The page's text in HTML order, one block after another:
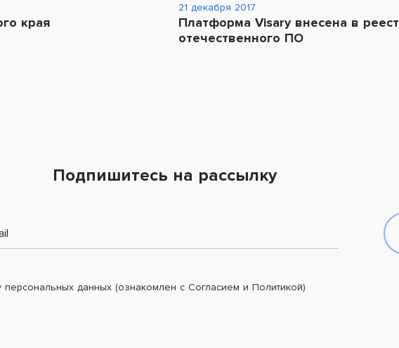
края
21 декабря 2017
Платформа Visary внесена в
отечественного ПО
Подпишитесь на рассылку
данных (ознакомлен с Согласием и Политикой)